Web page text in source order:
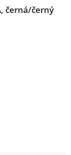
černá/černý